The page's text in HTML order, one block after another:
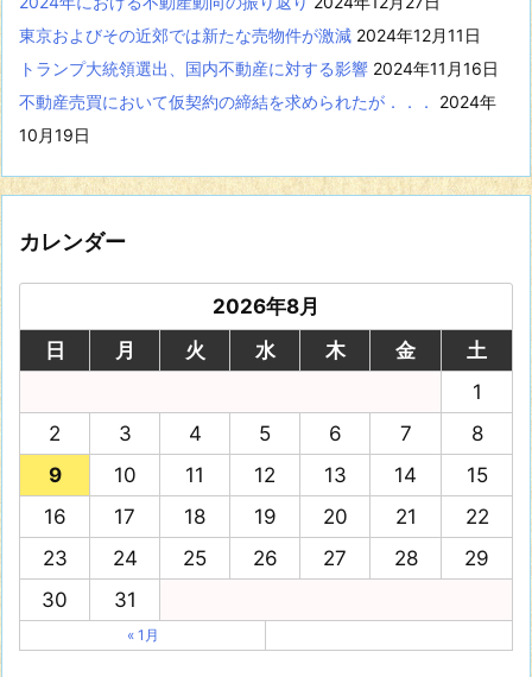
東京およびその近郊では新たな売物件が激減 2024年12月11日
トランプ大統領選出、国内不動産に対する影響 2024年11月16日
不動産売買において仮契約の締結を求められたが．．．
2024年
10月19日
カレンダー
2026年8月
日
月 火 水 木 金
土
1
2
3 4 5 6 7
8
9
10 11 12 13 14
15
16
17 18 19 20 21
22
23
24 25 26 27 28
29
30
31
« 1月